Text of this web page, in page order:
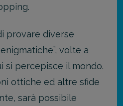
provare diverse
volte a
si percepisce il mondo.
ottiche ed altre sfide
sarà possibile